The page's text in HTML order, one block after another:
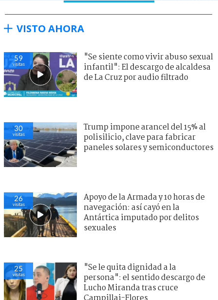
VISTO AHORA
59
visitas
"Se siente como vivir abuso sexual
infantil": El descargo de alcaldesa
de La Cruz por audio filtrado
30
visitas
Trump impone arancel del 15% al
polisilicio, clave para fabricar
paneles solares y semiconductores
26
visitas
Apoyo de la Armada y 10 horas de
navegación: así cayó en la
Antártica imputado por delitos
sexuales
25
visitas
"Se le quita dignidad a la
persona": el sentido descargo de
Lucho Miranda tras cruce